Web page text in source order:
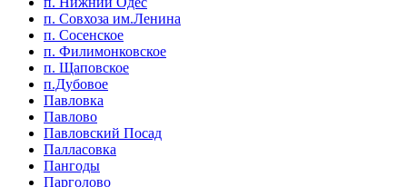
п. Совхоза им.Ленина
п. Сосенское
п. Филимонковское
п. Щаповское
п.Дубовое
Павловка
Павлово
Павловский Посад
Палласовка
Пангоды
Парголово